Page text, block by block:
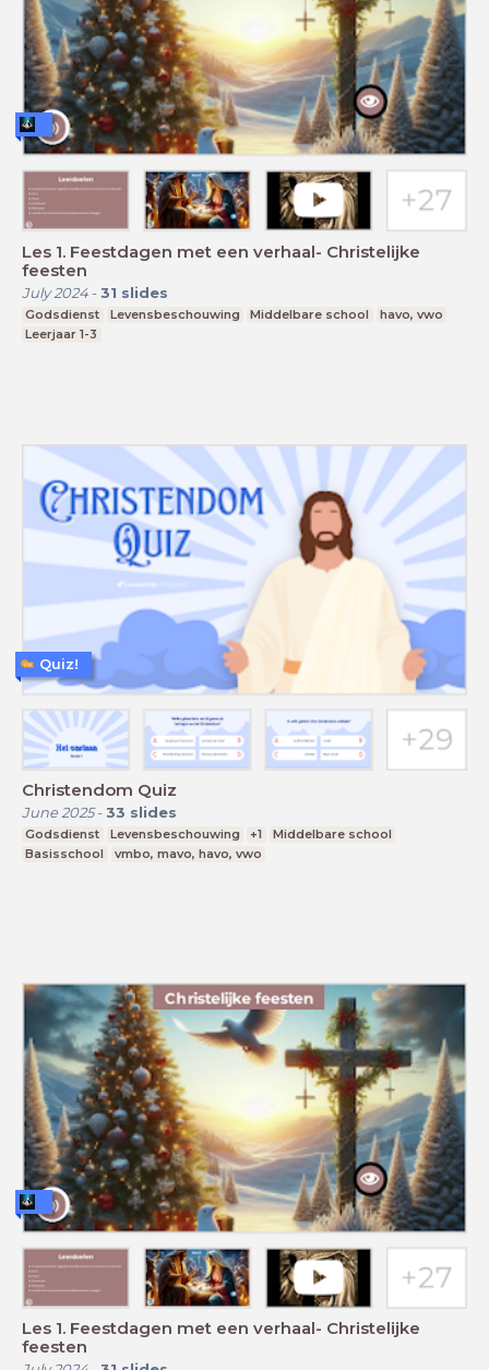
Les 1. Feestdagen met een verhaal- Christelijke
feesten
July 2024- 31 slides
Godsdienst Levensbeschouwing Middelbare school
havo, vwo
Leerjaar 1-3
Christendom Quiz
June 2025- 33 slides
Godsdienst Levensbeschouwing +1
Middelbare school
Basisschool
vmbo, mavo, havo, vwo
Quiz!
Les 1. Feestdagen met een verhaal- Christelijke
feesten